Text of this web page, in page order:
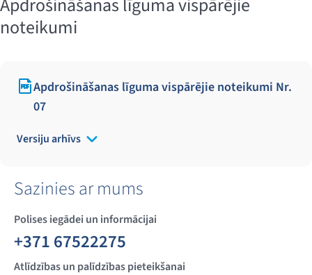
Apdrošināšanas līguma vispārējie
noteikumi
Apdrošināšanas līguma vispārējie noteikumi Nr.
07
Versiju arhīvs
Sazinies ar mums
Polises iegādei un informācijai
+371 67522275
Atlīdzības un palīdzības pieteikšanai